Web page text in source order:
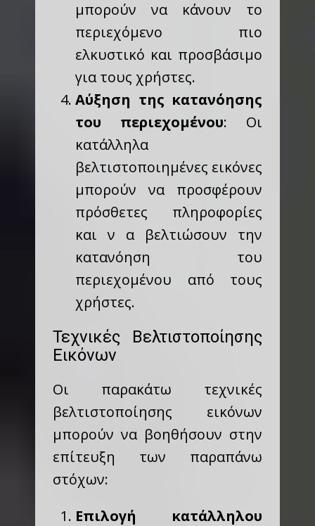
μπορούν να κάνουν το
περιεχόμενο πιο
ελκυστικό και προσβάσιμο
για τους χρήστες.
Αύξηση της κατανόησης
του περιεχομένου: Οι
κατάλληλα
βελτιστοποιημένες εικόνες
μπορούν να προσφέρουν
πρόσθετες πληροφορίες
και ν α βελτιώσουν την
κατανόηση του
περιεχομένου από τους
χρήστες.
Τεχνικές Βελτιστοποίησης
Εικόνων
Οι παρακάτω τεχνικές
βελτιστοποίησης εικόνων
μπορούν να βοηθήσουν στην
επίτευξη των παραπάνω
στόχων:
Επιλογή κατάλληλου